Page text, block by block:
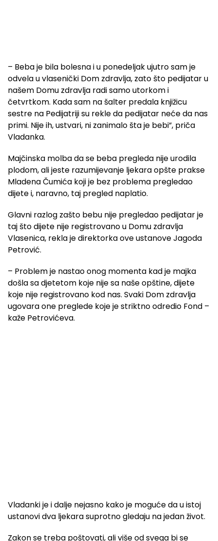
– Beba je bila bolesna i u ponedeljak ujutro sam je
odvela u vlasenički Dom zdravlja, zato što pedijatar u
našem Domu zdravlja radi samo utorkom i
četvrtkom. Kada sam na šalter predala knjižicu
sestre na Pedijatriji su rekle da pedijatar neće da nas
primi. Nije ih, ustvari, ni zanimalo šta je bebi”, priča
Vladanka.
Majčinska molba da se beba pregleda nije urodila
plodom, ali jeste razumijevanje ljekara opšte prakse
Mladena Čumića koji je bez problema pregledao
dijete i, naravno, taj pregled naplatio.
Glavni razlog zašto bebu nije pregledao pedijatar je
taj što dijete nije registrovano u Domu zdravlja
Vlasenica, rekla je direktorka ove ustanove Jagoda
Petrović.
– Problem je nastao onog momenta kad je majka
došla sa djetetom koje nije sa naše opštine, dijete
koje nije registrovano kod nas. Svaki Dom zdravlja
ugovara one preglede koje je striktno odredio Fond –
kaže Petrovićeva.
Vladanki je i dalje nejasno kako je moguće da u istoj
ustanovi dva ljekara suprotno gledaju na jedan život.
Zakon se treba poštovati, ali više od svega bi se